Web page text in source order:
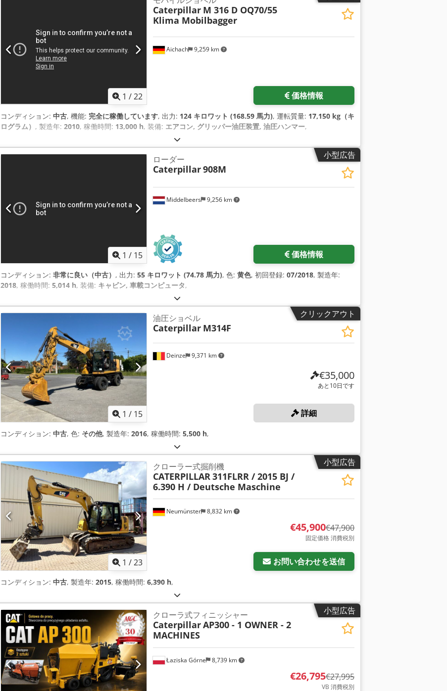
1 /22
Aichach 9,259 km
Caterpillar M 316 D OQ70/55
Klima Mobilbagger
価格情報
コンディション: 中古, 機能: 完全に稼働しています, 出力: 124 キロワット (168.59 馬力), 運転質量: 17,150 kg（キ
ログラム） , 製造年: 2010, 稼働時間: 13,000 h, 装備: エアコン, グリッパー油圧装置, 油圧ハンマー,
小型広告
1 / 15
Middelbeers 9,256 km
ローダー
Caterpillar908M
価格情報
コンディション: 非常に良い（中古） , 出力: 55 キロワット (74.78 馬力), 色: 黄色, 初回登録: 07/2018, 製造年:
2018, 稼働時間: 5,014 h, 装備: キャビン, 車載コンピュータ,
クリックアウト
1 / 15
Deinze 9,371 km
油圧ショベル
Caterpillar M314F
€35,000
あと10日です
詳細
コンディション: 中古, 色: その他, 製造年: 2016, 稼働時間: 5,500 h,
小型広告
1 /23
Neumünster 8,832 km
クローラー式掘削機
CATERPILLAR311FLRR / 2015 BJ /
6.390 H / Deutsche Maschine
€45,900€47,900
固定価格 消費税別
お問い合わせを送信
コンディション: 中古, 製造年: 2015, 稼働時間: 6,390 h,
小型広告
Łaziska Górne 8,739 km
クローラ式フィニッシャー
CaterpillarAP300 - 1 OWNER - 2
MACHINES
€26,795€27,995
VB 消費税別